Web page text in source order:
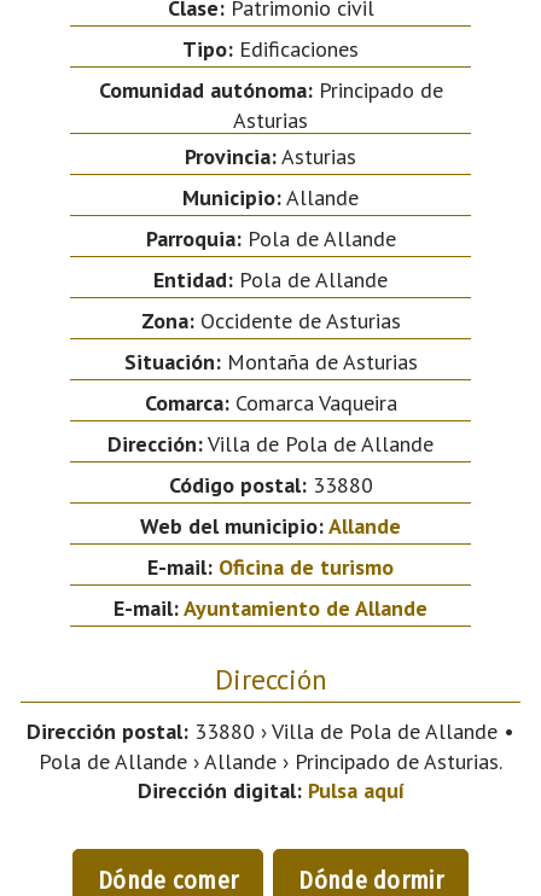
Clase:Patrimonio civil
Tipo: Edificaciones
Comunidad autónoma:Principado de
Asturias
Provincia:Asturias
Municipio:Allande
Parroquia:Pola de Allande
Entidad: Pola de Allande
Zona:Occidente de Asturias
Situación:Montaña de Asturias
Comarca:Comarca Vaqueira
Dirección:Villa de Pola de Allande
Código postal:33880
Web del municipio:Allande
E-mail: Oficina de turismo
E-mail:Ayuntamiento de Allande
Dirección
Dirección postal: 33880 › Villa de Pola de Allande •
Pola de Allande › Allande › Principado de Asturias.
Dirección digital: Pulsa aquí
Dónde comer Dónde dormir